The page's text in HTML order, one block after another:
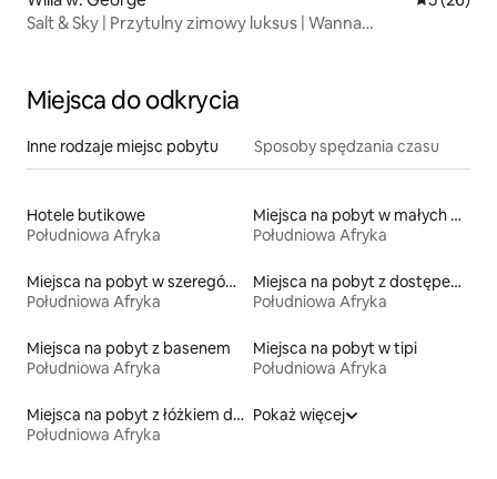
Salt & Sky | Przytulny zimowy luksus | Wanna
Miejsca do odkrycia
Inne rodzaje miejsc pobytu Sposoby spędzania czasu
Hotele butikowe
Południowa Afryka
Miejsca na pobyt w małych domkach
Południowa Afryka
Miejsca na pobyt w szeregówkach
Południowa Afryka
Miejsca na pobyt z dostępem do jeziora
Południowa Afryka
Miejsca na pobyt z basenem
Południowa Afryka
Miejsca na pobyt w tipi
Południowa Afryka
Miejsca na pobyt z łóżkiem dla osoby z niepełnosprawnością
Południowa Afryka
Pokaż więcej